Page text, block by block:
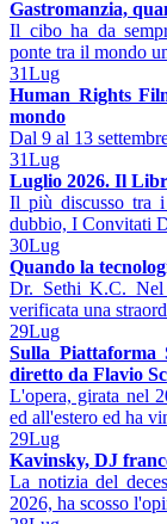
Gastromanzia,
Il cibo ha da
ponte tra il mondo
31Lug
Human Rights
mondo
Dal 9 al 13
31Lug
Luglio 2026. Il
Il più discusso tra
dubbio, I Convitati
30Lug
Quando la
Dr. Sethi K.C.
verificata una
29Lug
Sulla
diretto da Flavio
L'opera, girata nel
ed all'estero ed ha
29Lug
Kavinsky, DJ
La notizia del
2026, ha scosso